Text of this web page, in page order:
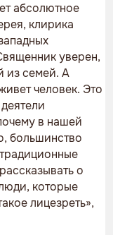
абсолютное
клирика
уверен,
из семей. А
человек. Это
в нашей
большинство
о
которые
лицезреть»,